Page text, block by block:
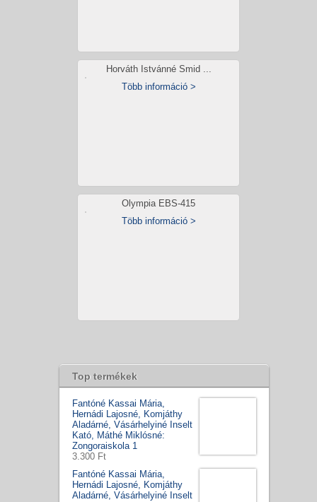
Horváth Istvánné Smid ...
Több információ >
Olympia EBS-415
Több információ >
Top termékek
Fantóné Kassai Mária,
Hernádi Lajosné, Komjáthy
Aladárné, Vásárhelyiné Inselt
Kató, Máthé Miklósné:
Zongoraiskola 1
3.300 Ft
Fantóné Kassai Mária,
Hernádi Lajosné, Komjáthy
Aladárné, Vásárhelyiné Inselt